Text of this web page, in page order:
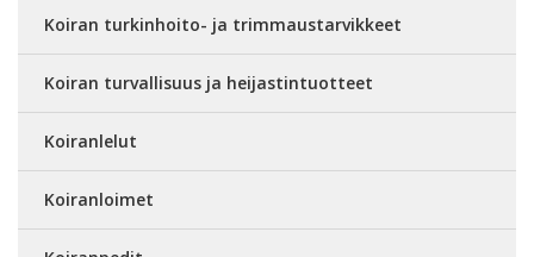
Koiran turkinhoito- ja trimmaustarvikkeet
Koiran turvallisuus ja heijastintuotteet
Koiranlelut
Koiranloimet